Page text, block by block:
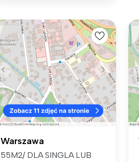
Warszawa
55M2/ DLA SINGLA LUB